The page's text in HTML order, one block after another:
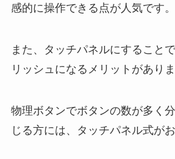
感的に操作できる点が人気です。
また、タッチパネルにすること
リッシュになるメリットがありま
物理ボタンでボタンの数が多く
じる方には、タッチパネル式が